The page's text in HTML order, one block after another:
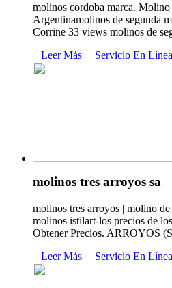
molinos cordoba marca.
Argentinamolinos de segunda
Corrine 33 views molinos de
Leer Más
Servicio En Línea
molinos tres arroyos sa
molinos tres arroyos | molino
molinos istilart-los precios de
Obtener Precios. ARROYOS
Leer Más
Servicio En Línea